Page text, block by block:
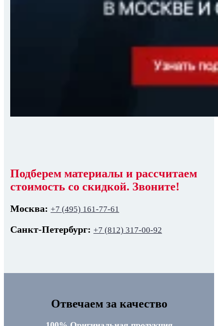
Подберем материалы и рассчитаем
стоимость со скидкой. Звоните!
Москва: +7 (495) 161-77-61
Санкт-Петербург: +7 (812) 317-00-92
Отвечаем за качество